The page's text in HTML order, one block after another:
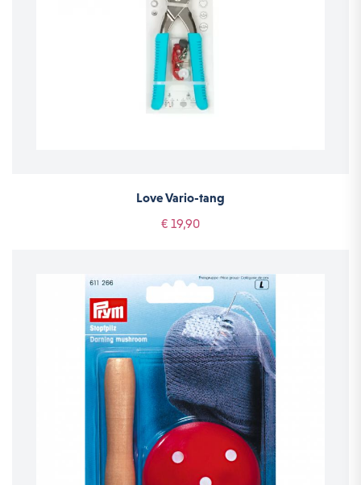
Love Vario-tang
€ 19,90